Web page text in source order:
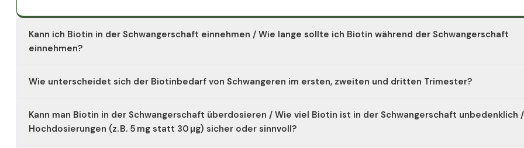
Kann ich Biotin in der Schwangerschaft einnehmen / Wie lange sollte ich Biotin während der Schwangerschaft
einnehmen?
erfolgen.
Wie unterscheidet sich der Biotinbedarf von Schwangeren im ersten, zweiten und dritten Trimester?
dritten Trimester am höchsten ist.
Kann man Biotin in der Schwangerschaft überdosieren / Wie viel Biotin ist in der Schwangerschaft unbedenklich
Hochdosierungen (z. B. 5 mg statt 30 µg) sicher oder sinnvoll?